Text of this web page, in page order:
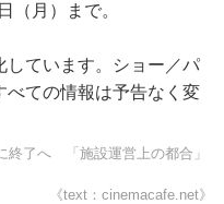
（月）まで。
ています。ショー／パ
べての情報は予告なく変
終了へ 「施設運営上の都合」
《text：cinemacafe.net》